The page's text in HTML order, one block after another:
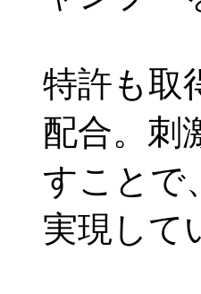
特許も取
配合。刺
すことで
実現して